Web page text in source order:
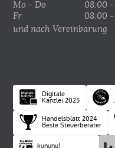
Mo - Do
Fr
08:00 -
08:00 -
und nach Vereinbarung
Digitale
Kanzlei 2025
Handelsblatt 2024
Beste Steuerberater
kununu!